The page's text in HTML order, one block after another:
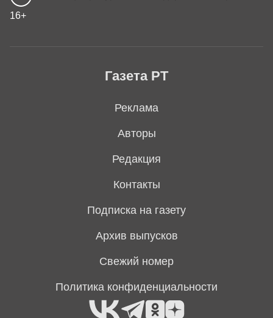
Газета РТ
Реклама
Авторы
Редакция
Контакты
Подписка на газету
Архив выпусков
Свежий номер
Политика конфиденциальности
16+